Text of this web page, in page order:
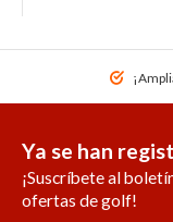
Ya se han
¡Suscríbete al
ofertas de golf!